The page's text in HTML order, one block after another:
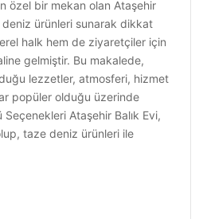
özel bir mekan olan Ataşehir
deniz ürünleri sunarak dikkat
halk hem de ziyaretçiler için
gelmiştir. Bu makalede,
lezzetler, atmosferi, hizmet
popüler olduğu üzerinde
Ataşehir Balık Evi,
taze deniz ürünleri ile